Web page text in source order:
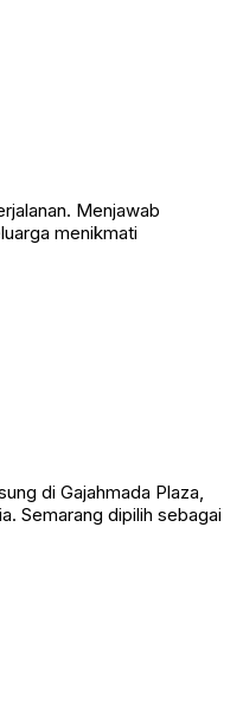
Menjawab
menikmati
di Gajahmada Plaza,
Semarang dipilih sebagai